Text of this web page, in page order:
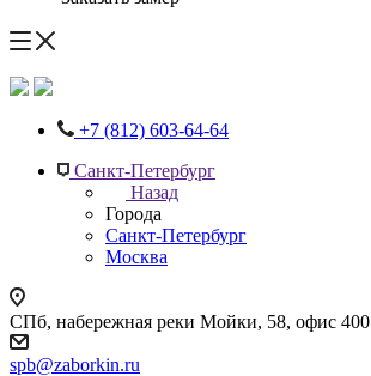
+7 (812) 603-64-64
Санкт-Петербург
Назад
Города
Санкт-Петербург
Москва
СПб, набережная реки Мойки, 58, офис 400
spb@zaborkin.ru